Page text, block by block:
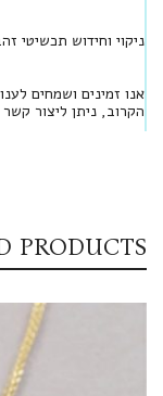
ניקוי וחידוש תכשיטי
אנו זמינים ושמחים
הקרוב, ניתן ליצור
PRODUCTS